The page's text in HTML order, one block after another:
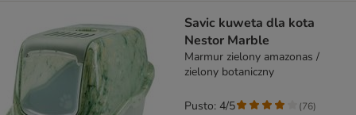
Savic kuweta dla kota
Nestor Marble
Marmur zielony amazonas /
zielony botaniczny
Pusto: 4/5 (76)